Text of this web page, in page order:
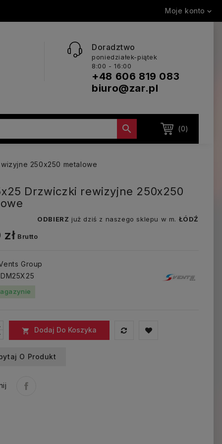
Moje konto 
Doradztwo
poniedziałek-piątek
8:00 - 16:00
+48 606 819 083
biuro@zar.pl
(0)

250x250 metalowe
Drzwiczki rewizyjne 250x250
ODBIERZ już dziś z naszego sklepu w m. ŁÓDŹ
Brutto
Group
 Dodaj Do Koszyka
O Produkt